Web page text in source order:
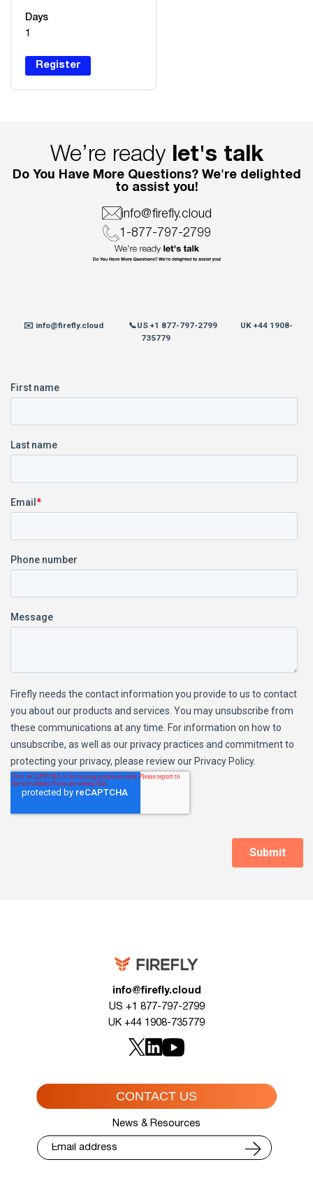
Days
1
Register
We’re ready let's talk
Do You Have More Questions? We're delighted
to assist you!
info@firefly.cloud
1-877-797-2799
info@firefly.cloud
US +1 877-797-2799
UK +44 1908-735779
CONTACT US
News & Resources